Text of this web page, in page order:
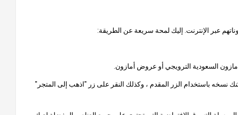
عبر الإنترنت. إليك لمحة سريعة عن الطريقة:
نسخه باستخدام الزر المقدم ، وكذلك النقر على زر "اذهب إلى المتجر"